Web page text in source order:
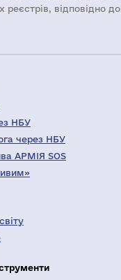
реєстрів, відповідно до
НБУ
через НБУ
АРМІЯ SOS